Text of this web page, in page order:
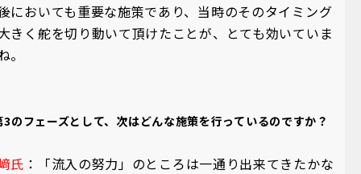
においても重要な施策であり、当時のそのタイミング
きく舵を切り動いて頂けたことが、とても効いていま
。
3のフェーズとして、次はどんな施策を行っているのですか？
氏 ：「流入の努力」のところは一通り出来てきたかな